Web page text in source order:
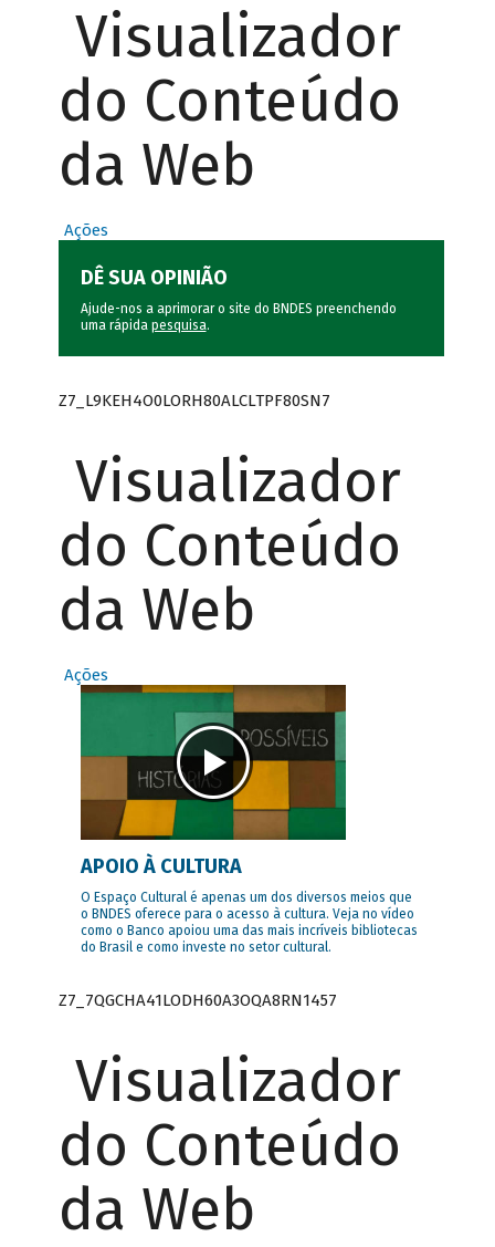
Visualizador
do Conteúdo
da Web
Ações
DÊ SUA OPINIÃO
Ajude-nos a aprimorar o site do BNDES preenchendo
uma rápida pesquisa.
Z7_L9KEH4O0LORH80ALCLTPF80SN7
Visualizador
do Conteúdo
da Web
Ações
APOIO À CULTURA
O Espaço Cultural é apenas um dos diversos meios que
o BNDES oferece para o acesso à cultura. Veja no vídeo
como o Banco apoiou uma das mais incríveis bibliotecas
do Brasil e como investe no setor cultural.
Z7_7QGCHA41LODH60A3OQA8RN1457
Visualizador
do Conteúdo
da Web